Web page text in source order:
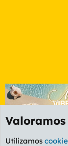
Utilizamos